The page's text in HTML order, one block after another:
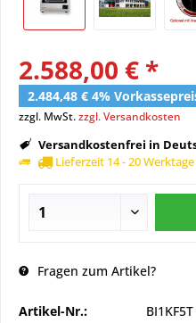
2.588,00 € *
2.484,48 € 4%
zzgl. MwSt.zzgl. Versandkosten
Versandkostenfrei in
Lieferzeit 14 - 20 Werktage
Fragen zum Artikel?
Artikel-Nr.:
BI1KF5T